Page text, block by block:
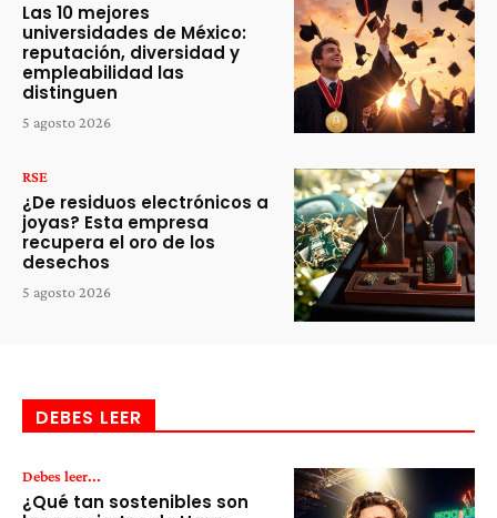
Las 10 mejores
universidades de México:
reputación, diversidad y
empleabilidad las
distinguen
5 agosto 2026
RSE
¿De residuos electrónicos a
joyas? Esta empresa
recupera el oro de los
desechos
5 agosto 2026
DEBES LEER
Debes leer...
¿Qué tan sostenibles son